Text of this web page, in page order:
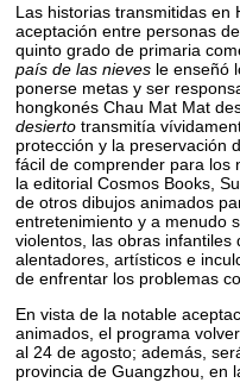
Las historias transmitidas en
aceptación entre personas
quinto grado de primaria
país de las nieves le enseñó
ponerse metas y ser
hongkonés Chau Mat Mat
desierto transmitía
protección y la preservación
fácil de comprender para los
la editorial Cosmos Books,
de otros dibujos animados
entretenimiento y a menudo
violentos, las obras infantiles
alentadores, artísticos e
de enfrentar los problemas
En vista de la notable
animados, el programa
al 24 de agosto; además,
provincia de Guangzhou, en